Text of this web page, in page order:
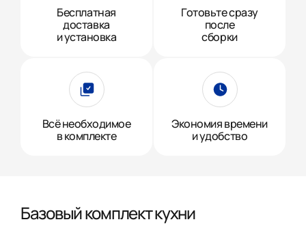
Бесплатная
доставка
и установка
Готовьте сразу
после
сборки
Всё необходимое
в комплекте
Экономия времени
и удобство
Базовый комплект кухни